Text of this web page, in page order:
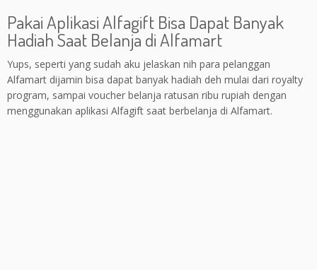
Pakai Aplikasi Alfagift Bisa Dapat Banyak
Hadiah Saat Belanja di Alfamart
Yups, seperti yang sudah aku jelaskan nih para pelanggan
Alfamart dijamin bisa dapat banyak hadiah deh mulai dari royalty
program, sampai voucher belanja ratusan ribu rupiah dengan
menggunakan aplikasi Alfagift saat berbelanja di Alfamart.